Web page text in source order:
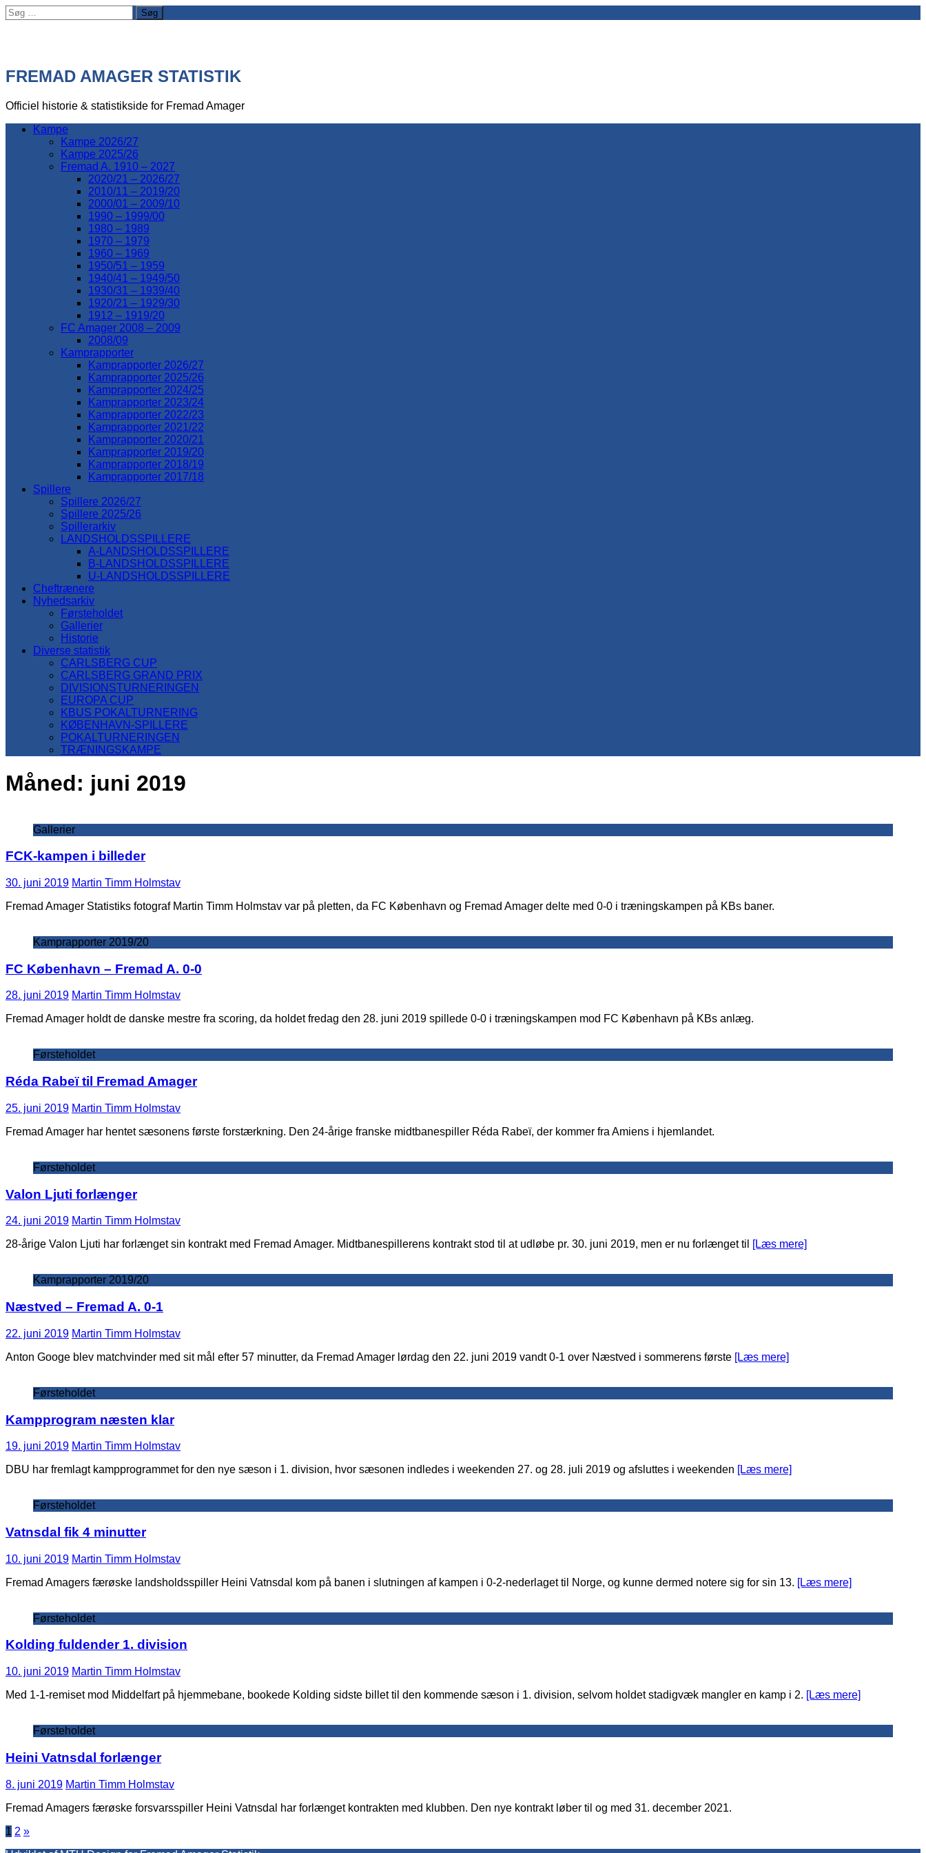
Søg
efter:
FREMAD AMAGER STATISTIK
Officiel historie & statistikside for Fremad Amager
Kampe
Kampe 2026/27
Kampe 2025/26
Fremad A. 1910 – 2027
2020/21 – 2026/27
2010/11 – 2019/20
2000/01 – 2009/10
1990 – 1999/00
1980 – 1989
1970 – 1979
1960 – 1969
1950/51 – 1959
1940/41 – 1949/50
1930/31 – 1939/40
1920/21 – 1929/30
1912 – 1919/20
FC Amager 2008 – 2009
2008/09
Kamprapporter
Kamprapporter 2026/27
Kamprapporter 2025/26
Kamprapporter 2024/25
Kamprapporter 2023/24
Kamprapporter 2022/23
Kamprapporter 2021/22
Kamprapporter 2020/21
Kamprapporter 2019/20
Kamprapporter 2018/19
Kamprapporter 2017/18
Spillere
Spillere 2026/27
Spillere 2025/26
Spillerarkiv
LANDSHOLDSSPILLERE
A-LANDSHOLDSSPILLERE
B-LANDSHOLDSSPILLERE
U-LANDSHOLDSSPILLERE
Cheftrænere
Nyhedsarkiv
Førsteholdet
Gallerier
Historie
Diverse statistik
CARLSBERG CUP
CARLSBERG GRAND PRIX
DIVISIONSTURNERINGEN
EUROPA CUP
KBUS POKALTURNERING
KØBENHAVN-SPILLERE
POKALTURNERINGEN
TRÆNINGSKAMPE
Måned: juni 2019
Gallerier
FCK-kampen i billeder
30. juni 2019 Martin Timm Holmstav
Fremad Amager Statistiks fotograf Martin Timm Holmstav var på pletten, da FC København og Fremad Amager delte med 0-0 i træningskampen på KBs baner.
Kamprapporter 2019/20
FC København – Fremad A. 0-0
28. juni 2019 Martin Timm Holmstav
Fremad Amager holdt de danske mestre fra scoring, da holdet fredag den 28. juni 2019 spillede 0-0 i træningskampen mod FC København på KBs anlæg.
Førsteholdet
Réda Rabeï til Fremad Amager
25. juni 2019 Martin Timm Holmstav
Fremad Amager har hentet sæsonens første forstærkning. Den 24-årige franske midtbanespiller Réda Rabeï, der kommer fra Amiens i hjemlandet.
Førsteholdet
Valon Ljuti forlænger
24. juni 2019 Martin Timm Holmstav
28-årige Valon Ljuti har forlænget sin kontrakt med Fremad Amager. Midtbanespillerens kontrakt stod til at udløbe pr. 30. juni 2019, men er nu forlænget til
[Læs mere]
Kamprapporter 2019/20
Næstved – Fremad A. 0-1
22. juni 2019 Martin Timm Holmstav
Anton Googe blev matchvinder med sit mål efter 57 minutter, da Fremad Amager lørdag den 22. juni 2019 vandt 0-1 over Næstved i sommerens første [Læs mere]
Førsteholdet
Kampprogram næsten klar
19. juni 2019 Martin Timm Holmstav
DBU har fremlagt kampprogrammet for den nye sæson i 1. division, hvor sæsonen indledes i weekenden 27. og 28. juli 2019 og afsluttes i weekenden [Læs mere]
Førsteholdet
Vatnsdal fik 4 minutter
10. juni 2019 Martin Timm Holmstav
Fremad Amagers færøske landsholdsspiller Heini Vatnsdal kom på banen i slutningen af kampen i 0-2-nederlaget til Norge, og kunne dermed notere sig for sin 13. [Læs mere]
Førsteholdet
Kolding fuldender 1. division
10. juni 2019 Martin Timm Holmstav
Med 1-1-remiset mod Middelfart på hjemmebane, bookede Kolding sidste billet til den kommende sæson i 1. division, selvom holdet stadigvæk mangler en kamp i 2. [Læs mere]
Førsteholdet
Heini Vatnsdal forlænger
8. juni 2019 Martin Timm Holmstav
Fremad Amagers færøske forsvarsspiller Heini Vatnsdal har forlænget kontrakten med klubben. Den nye kontrakt løber til og med 31. december 2021.
Indlægsinddeling
1 2 »